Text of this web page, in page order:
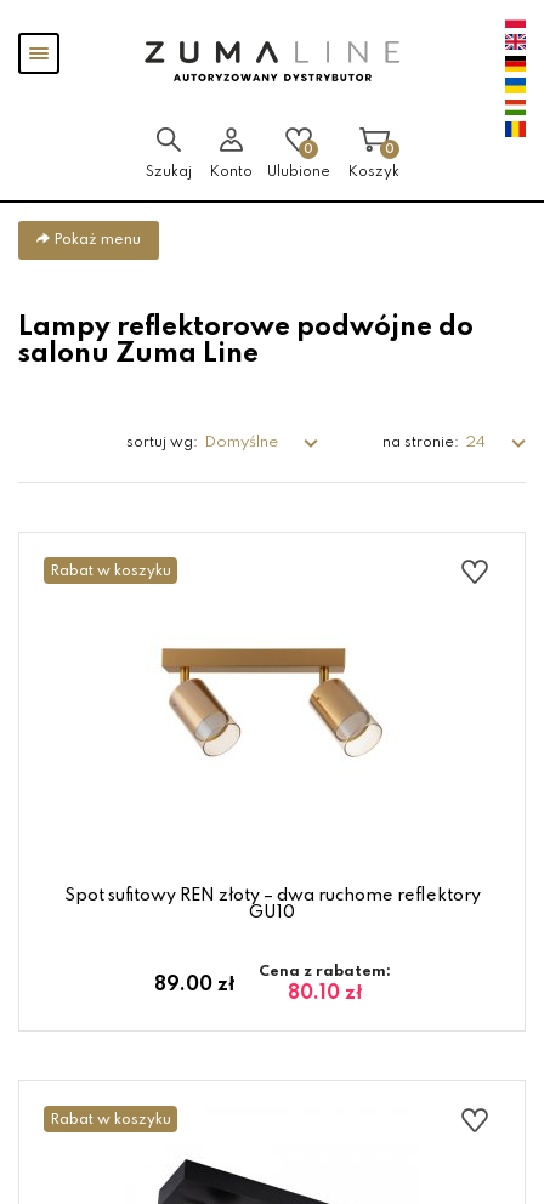
Pokaż
menu
Szukaj Konto
0
Ulubione
0
Koszyk
Pokaż menu
Lampy reflektorowe podwójne do
salonu Zuma Line
sortuj wg: Domyślne na stronie: 24
Rabat w koszyku
Spot sufitowy REN złoty – dwa ruchome reflektory
GU10
89.00 zł
Cena z rabatem:
80.10 zł
Rabat w koszyku